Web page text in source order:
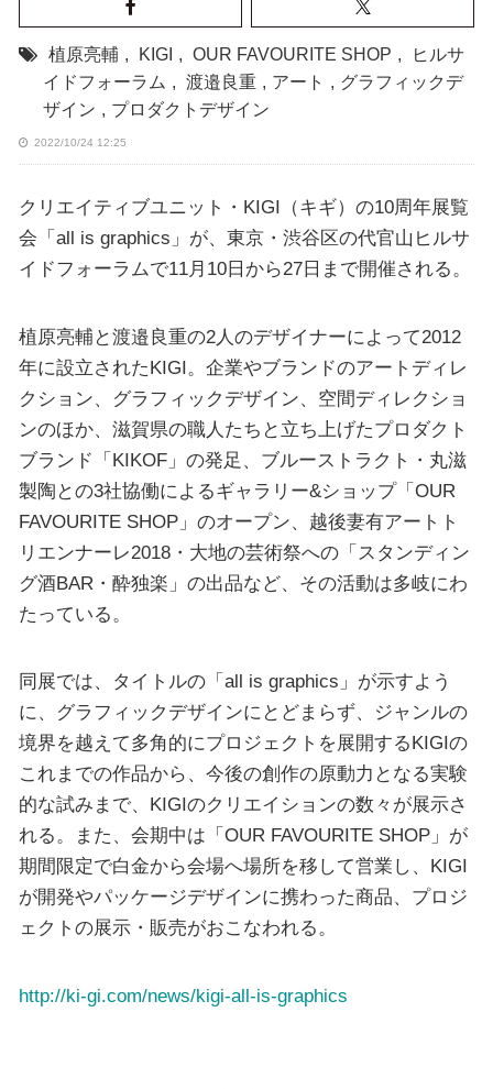
植原亮輔 , KIGI , OUR FAVOURITE SHOP ,
ヒルサ
イドフォーラム , 渡邉良重 , アート , グラフィックデ
ザイン , プロダクトデザイン
2022/10/24 12:25
クリエイティブユニット・KIGI（キギ）の10周年展覧
会「all is graphics」が、東京・渋谷区の代官山ヒルサ
イドフォーラムで11月10日から27日まで開催される。
植原亮輔と渡邉良重の2人のデザイナーによって2012
年に設立されたKIGI。企業やブランドのアートディレ
クション、グラフィックデザイン、空間ディレクショ
ンのほか、滋賀県の職人たちと立ち上げたプロダクト
ブランド「KIKOF」の発足、ブルーストラクト・丸滋
製陶との3社協働によるギャラリー&ショップ「OUR
FAVOURITE SHOP」のオープン、越後妻有アートト
リエンナーレ2018・大地の芸術祭への「スタンディン
グ酒BAR・酔独楽」の出品など、その活動は多岐にわ
たっている。
同展では、タイトルの「all is graphics」が示すよう
に、グラフィックデザインにとどまらず、ジャンルの
境界を越えて多角的にプロジェクトを展開するKIGIの
これまでの作品から、今後の創作の原動力となる実験
的な試みまで、KIGIのクリエイションの数々が展示さ
れる。また、会期中は「OUR FAVOURITE SHOP」が
期間限定で白金から会場へ場所を移して営業し、KIGI
が開発やパッケージデザインに携わった商品、プロジ
ェクトの展示・販売がおこなわれる。
http://ki-gi.com/news/kigi-all-is-graphics